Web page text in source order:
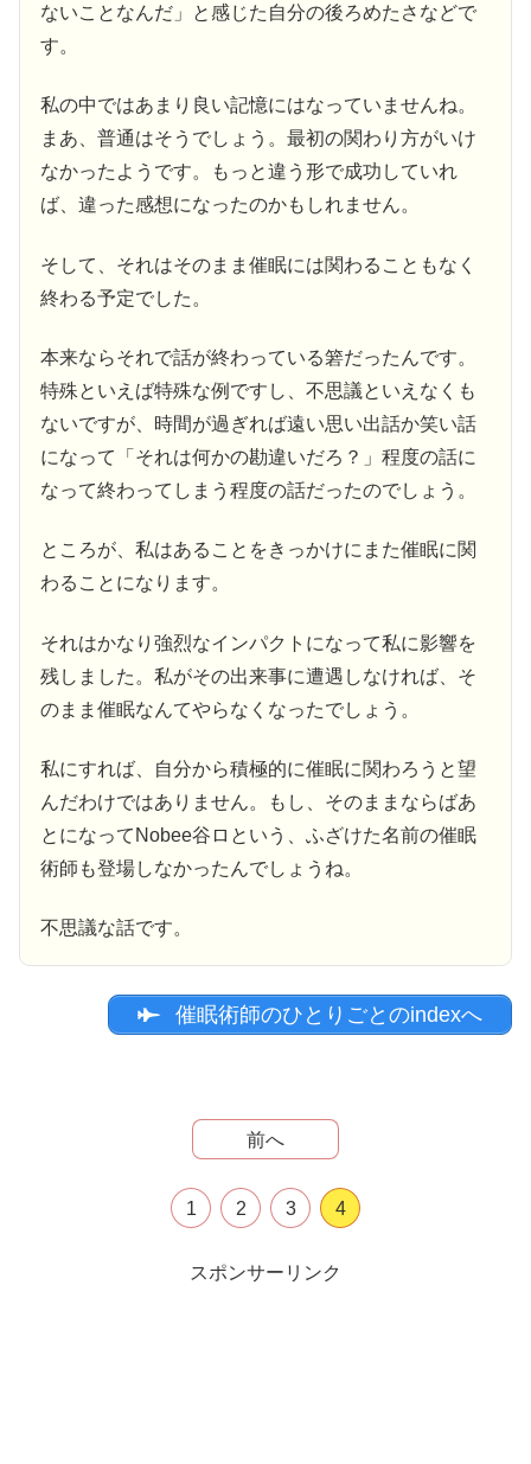
ないことなんだ」と感じた自分の後ろめたさなどで
す。
私の中ではあまり良い記憶にはなっていませんね。
まあ、普通はそうでしょう。最初の関わり方がいけ
なかったようです。もっと違う形で成功していれ
ば、違った感想になったのかもしれません。
そして、それはそのまま催眠には関わることもなく
終わる予定でした。
本来ならそれで話が終わっている箬だったんです。
特殊といえば特殊な例ですし、不思議といえなくも
ないですが、時間が過ぎれば遠い思い出話か笑い話
になって「それは何かの勘違いだろ？」程度の話に
なって終わってしまう程度の話だったのでしょう。
ところが、私はあることをきっかけにまた催眠に関
わることになります。
それはかなり強烈なインパクトになって私に影響を
残しました。私がその出来事に遭遇しなければ、そ
のまま催眠なんてやらなくなったでしょう。
私にすれば、自分から積極的に催眠に関わろうと望
んだわけではありません。もし、そのままならばあ
とになってNobee谷ロという、ふざけた名前の催眠
術師も登場しなかったんでしょうね。
不思議な話です。
催眠術師のひとりごとのindexへ
前へ
1 2 3 4
スポンサーリンク